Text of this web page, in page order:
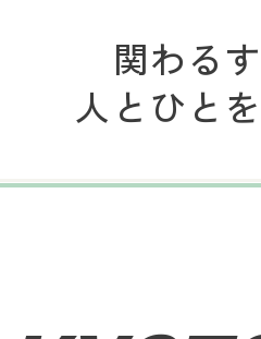
関わる
人とひと